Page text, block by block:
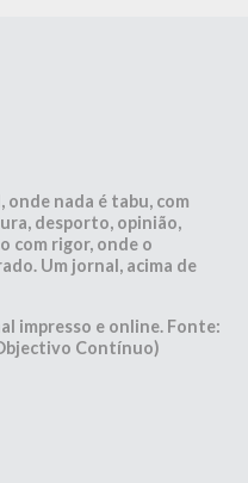
nada é tabu, com
desporto, opinião,
com rigor, onde o
Um jornal, acima de
impresso e online. Fonte:
Contínuo)